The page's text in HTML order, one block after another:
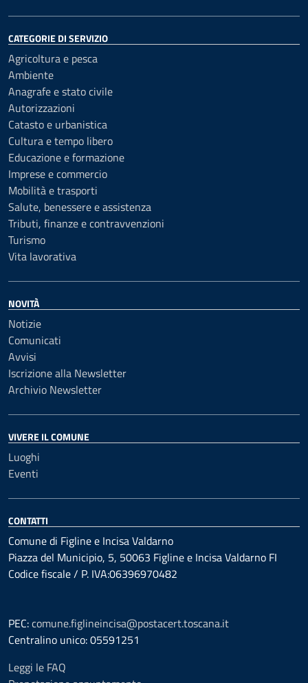
CATEGORIE DI SERVIZIO
Agricoltura e pesca
Ambiente
Anagrafe e stato civile
Autorizzazioni
Catasto e urbanistica
Cultura e tempo libero
Educazione e formazione
Imprese e commercio
Mobilità e trasporti
Salute, benessere e assistenza
Tributi, finanze e contravvenzioni
Turismo
Vita lavorativa
NOVITÀ
Notizie
Comunicati
Avvisi
Iscrizione alla Newsletter
Archivio Newsletter
VIVERE IL COMUNE
Luoghi
Eventi
CONTATTI
Comune di Figline e Incisa Valdarno
Piazza del Municipio, 5, 50063 Figline e Incisa Valdarno FI
Codice fiscale / P. IVA:06396970482
PEC:comune.figlineincisa@postacert.toscana.it
Centralino unico: 05591251
Leggi le FAQ